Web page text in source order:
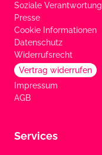
Soziale Verantwortung
Presse
Cookie Informationen
Datenschutz
Widerrufsrecht
Vertrag widerrufen
Impressum
AGB
Services